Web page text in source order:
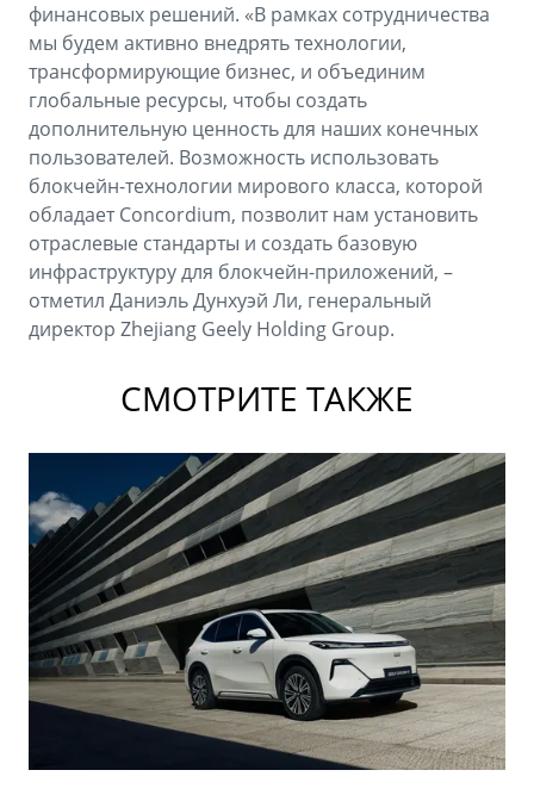
финансовых решений. «В рамках сотрудничества
мы будем активно внедрять технологии,
трансформирующие бизнес, и объединим
глобальные ресурсы, чтобы создать
дополнительную ценность для наших конечных
пользователей. Возможность использовать
блокчейн-технологии мирового класса, которой
обладает Concordium, позволит нам установить
отраслевые стандарты и создать базовую
инфраструктуру для блокчейн-приложений, –
отметил Даниэль Дунхуэй Ли, генеральный
директор Zhejiang Geely Holding Group.
СМОТРИТЕ ТАКЖЕ